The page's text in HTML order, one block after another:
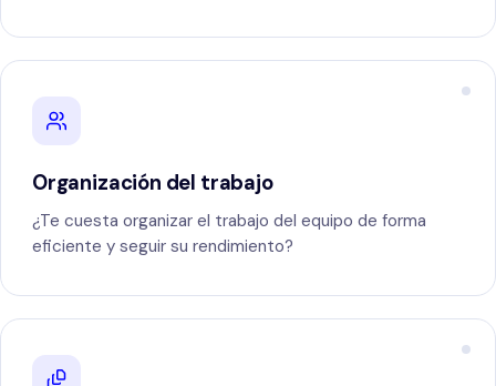
Organización del trabajo
¿Te cuesta organizar el trabajo del equipo de forma
eficiente y seguir su rendimiento?